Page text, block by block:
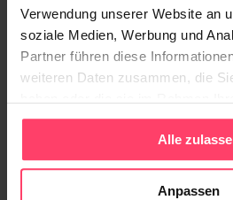
Verwendung unserer Website an
soziale Medien, Werbung und
Partner führen diese
weiteren Daten zusammen, die
gesammelt haben.
Alle
Anpassen